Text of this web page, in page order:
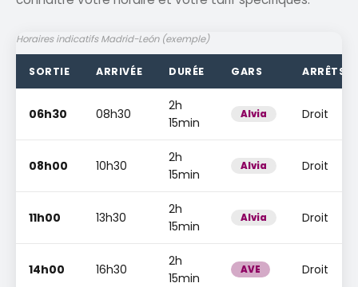
Horaires indicatifs Madrid-León (exemple)
SORTIE ARRIVÉE DURÉE GARS ARRÊTS
06h30 08h30
2h
15min
Alvia Droit
08h00 10h30
2h
15min
Alvia Droit
11h00 13h30
2h
15min
Alvia Droit
14h00 16h30
2h
15min
AVE Droit